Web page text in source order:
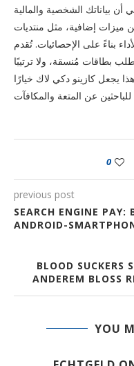
أن بياناتك الشخصية والمالية
ميزات إضافية، مثل منتديات
بناءً على الإحصائيات. تُقدم
بطاقات مُنسقة، ولا ترتيبًا
يجعل كازينو دكي لاك خيارًا
0
previous post
SEARCH ENGINE PAY:
ANDROID-
BLOOD SUCKERS
ANDEREM BLOSS
YOU